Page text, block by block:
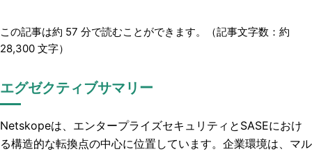
この記事は約 57 分で読むことができます。（記事文字数：約
28,300 文字）
エグゼクティブサマリー
Netskopeは、エンタープライズセキュリティとSASEにおけ
る構造的な転換点の中心に位置しています。企業環境は、マル